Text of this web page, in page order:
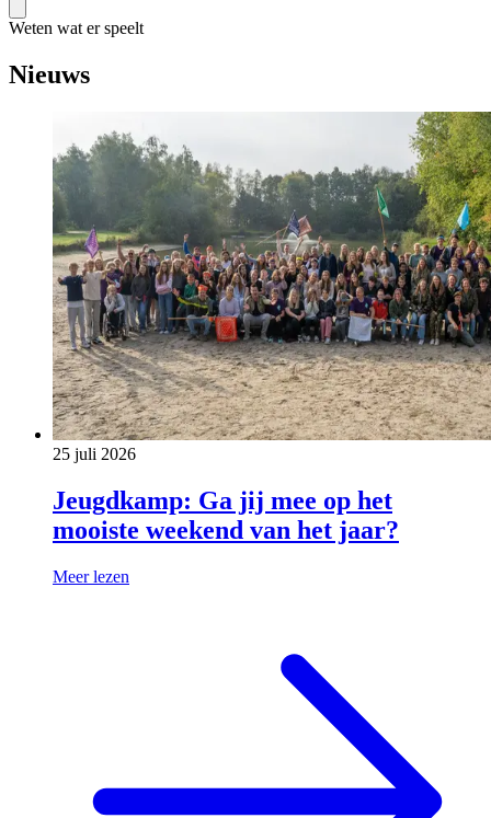
Weten wat er speelt
Nieuws
25 juli 2026
Jeugdkamp: Ga jij mee op het
mooiste weekend van het jaar?
Meer lezen